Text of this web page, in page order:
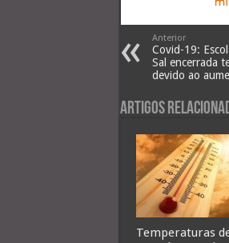
Anterior
Covid-19:
Sal encerrada
devido ao
Artigos
Temperaturas